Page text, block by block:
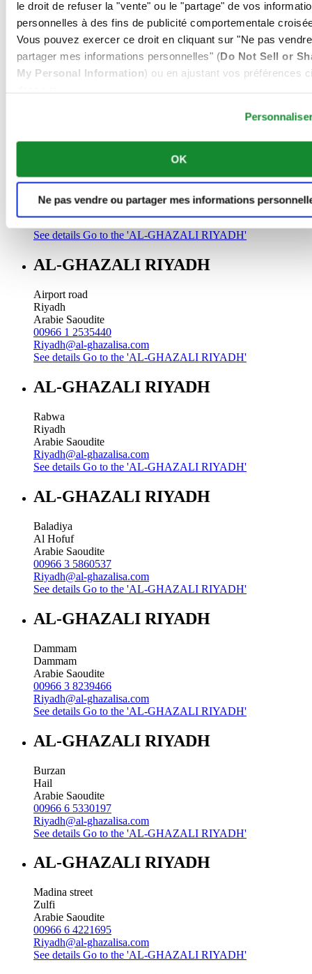
le droit de refuser la "vente" ou le "partage" de vos
personnelles à des fins de publicité comportementale
Vous pouvez exercer ce droit en cliquant sur "Ne pas
partager mes informations personnelles" (Do Not Sell or
My Personal Information) ou en ajustant vos préférences
OK
Ne pas vendre ou partager mes informations
AL-GHAZALI RIYADH
Olaya
Riyadh
Arabie Saoudite
Go to the 'AL-GHAZALI RIYADH'
AL-GHAZALI RIYADH
Riyadh
Arabie Saoudite
See details Go to the 'AL-GHAZALI RIYADH'
AL-GHAZALI RIYADH
Airport road
Riyadh
Arabie Saoudite
00966 1 2535440
Riyadh@al-ghazalisa.com
See details Go to the 'AL-GHAZALI RIYADH'
AL-GHAZALI RIYADH
Rabwa
Riyadh
Arabie Saoudite
Riyadh@al-ghazalisa.com
See details Go to the 'AL-GHAZALI RIYADH'
AL-GHAZALI RIYADH
Baladiya
Al Hofuf
Arabie Saoudite
00966 3 5860537
Riyadh@al-ghazalisa.com
See details Go to the 'AL-GHAZALI RIYADH'
AL-GHAZALI RIYADH
Dammam
Dammam
Arabie Saoudite
00966 3 8239466
Riyadh@al-ghazalisa.com
See details Go to the 'AL-GHAZALI RIYADH'
AL-GHAZALI RIYADH
Burzan
Hail
Arabie Saoudite
00966 6 5330197
Riyadh@al-ghazalisa.com
See details Go to the 'AL-GHAZALI RIYADH'
AL-GHAZALI RIYADH
Madina street
Zulfi
Arabie Saoudite
00966 6 4221695
Riyadh@al-ghazalisa.com
See details Go to the 'AL-GHAZALI RIYADH'